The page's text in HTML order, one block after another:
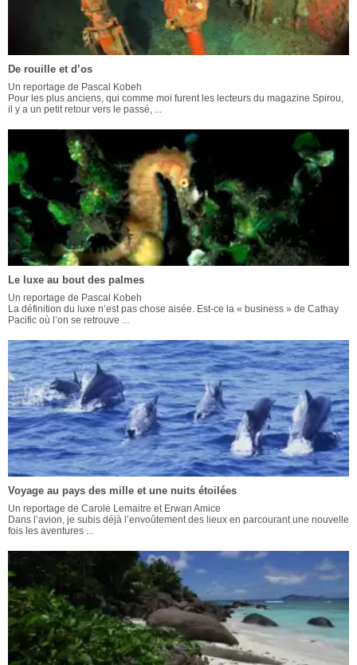
De rouille et d’os
Un reportage de Pascal Kobeh
Pour les plus anciens, qui comme moi furent les lecteurs du magazine Spirou,
il y a un petit retour vers le passé, ...
Le luxe au bout des palmes
Un reportage de Pascal Kobeh
La définition du luxe n’est pas chose aisée. Est-ce la « business » de Cathay
Pacific où l’on se retrouve ...
Voyage au pays des mille et une nuits étoilées
Un reportage de Carole Lemaitre et Erwan Amice
Dans l’avion, je subis déjà l’envoûtement des lieux en parcourant une nouvelle
fois les aventures ...